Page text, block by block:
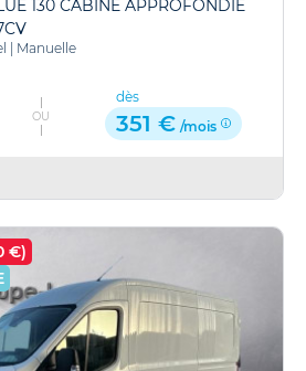
130 CABINE APPROFONDIE
Manuelle
OU
dès
351 € /mois
€)